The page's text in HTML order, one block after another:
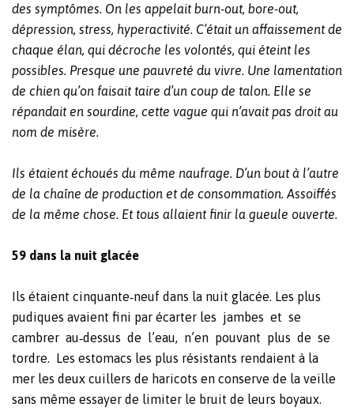
des symptômes. On les appelait burn-out, bore-out,
dépression, stress, hyperactivité. C’était un affaissement de
chaque élan, qui décroche les volontés, qui éteint les
possibles. Presque une pauvreté du vivre. Une lamentation
de chien qu’on faisait taire d’un coup de talon. Elle se
répandait en sourdine, cette vague qui n’avait pas droit au
nom de misère.
Ils étaient échoués du même naufrage. D’un bout à l’autre
de la chaîne de production et de consommation. Assoiffés
de la même chose. Et tous allaient finir la gueule ouverte.
59 dans la nuit glacée
Ils étaient cinquante‐neuf dans la nuit glacée. Les plus
pudiques avaient fini par écarter les jambes et se
cambrer au‐dessus de l’eau, n’en pouvant plus de se
tordre. Les estomacs les plus résistants rendaient à la
mer les deux cuillers de haricots en conserve de la veille
sans même essayer de limiter le bruit de leurs boyaux.